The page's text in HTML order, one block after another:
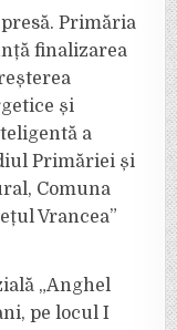
Primăria
finalizarea
și
a
Primăriei și
Comuna
Vrancea”
„Anghel
pe locul I